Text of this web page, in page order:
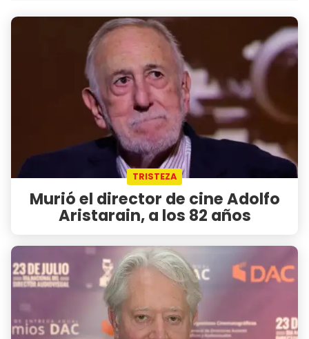
TRISTEZA
Murió el director de cine Adolfo
Aristarain, a los 82 años